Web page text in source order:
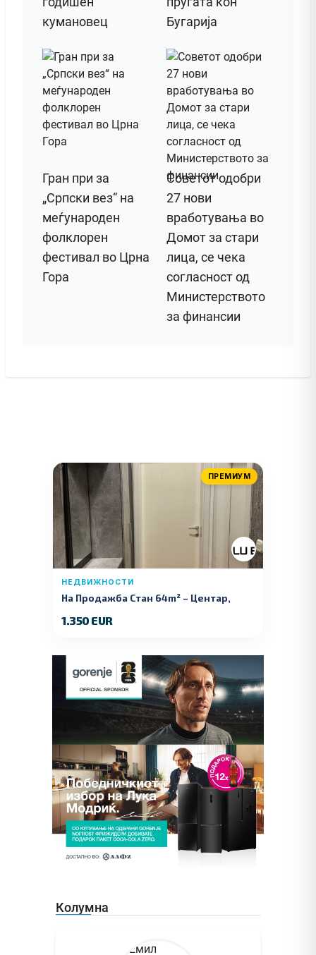
кумановец
Бугарија
Гран при за
„Српски вез“ на
меѓународен
фолклорен
фестивал во Црна
Гора
Советот одобри
27 нови
вработувања во
Домот за стари
лица, се чека
согласност од
Министерството
за финансии
ПРЕМИУМ
НЕДВИЖНОСТИ
На Продажба Стан 64m² – Центар,
1.350 EUR
Колумна